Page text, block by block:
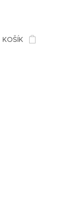
KOŠÍK